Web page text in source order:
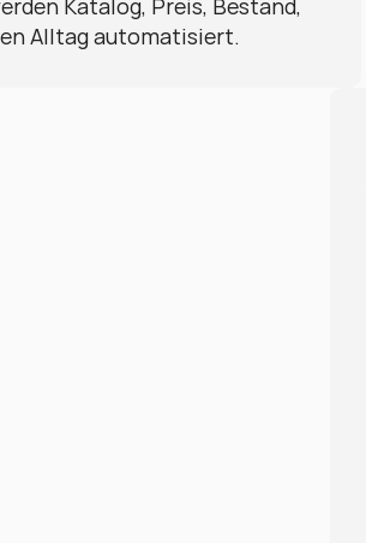
Katalog, Preis, Bestand,
Alltag automatisiert.